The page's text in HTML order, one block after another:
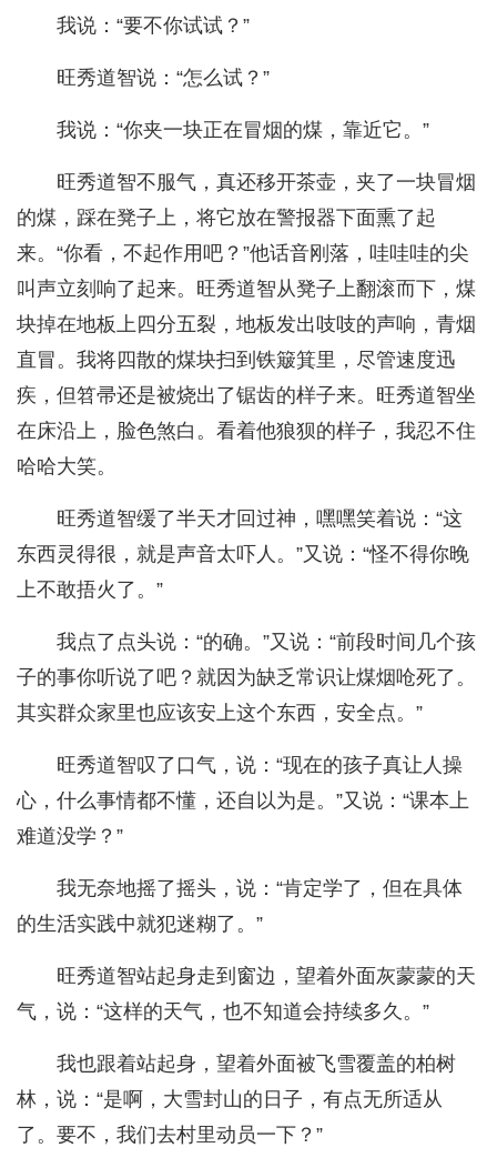
我说：“要不你试试？”
旺秀道智说：“怎么试？”
我说：“你夹一块正在冒烟的煤，靠近它。”
旺秀道智不服气，真还移开茶壶，夹了一块冒烟
的煤，踩在凳子上，将它放在警报器下面熏了起
来。“你看，不起作用吧？”他话音刚落，哇哇哇的尖
叫声立刻响了起来。旺秀道智从凳子上翻滚而下，煤
块掉在地板上四分五裂，地板发出吱吱的声响，青烟
直冒。我将四散的煤块扫到铁簸箕里，尽管速度迅
疾，但笤帚还是被烧出了锯齿的样子来。旺秀道智坐
在床沿上，脸色煞白。看着他狼狈的样子，我忍不住
哈哈大笑。
旺秀道智缓了半天才回过神，嘿嘿笑着说：“这
东西灵得很，就是声音太吓人。”又说：“怪不得你晚
上不敢捂火了。”
我点了点头说：“的确。”又说：“前段时间几个孩
子的事你听说了吧？就因为缺乏常识让煤烟呛死了。
其实群众家里也应该安上这个东西，安全点。”
旺秀道智叹了口气，说：“现在的孩子真让人操
心，什么事情都不懂，还自以为是。”又说：“课本上
难道没学？”
我无奈地摇了摇头，说：“肯定学了，但在具体
的生活实践中就犯迷糊了。”
旺秀道智站起身走到窗边，望着外面灰蒙蒙的天
气，说：“这样的天气，也不知道会持续多久。”
我也跟着站起身，望着外面被飞雪覆盖的柏树
林，说：“是啊，大雪封山的日子，有点无所适从
了。要不，我们去村里动员一下？”